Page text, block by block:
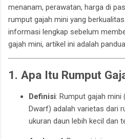
menanam, perawatan, harga di
rumput gajah mini yang
informasi lengkap sebelum
gajah mini, artikel ini adalah
1. Apa Itu Rumput
Definisi: Rumput gajah mini
Dwarf) adalah varietas dari
ukuran daun lebih kecil dan